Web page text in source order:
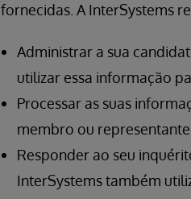
fornecidas. A InterSystems
Administrar a sua
utilizar essa informação
Processar as suas
membro ou representante
Responder ao seu
InterSystems também